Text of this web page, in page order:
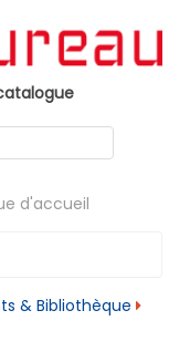
d'accueil
& Bibliothèque